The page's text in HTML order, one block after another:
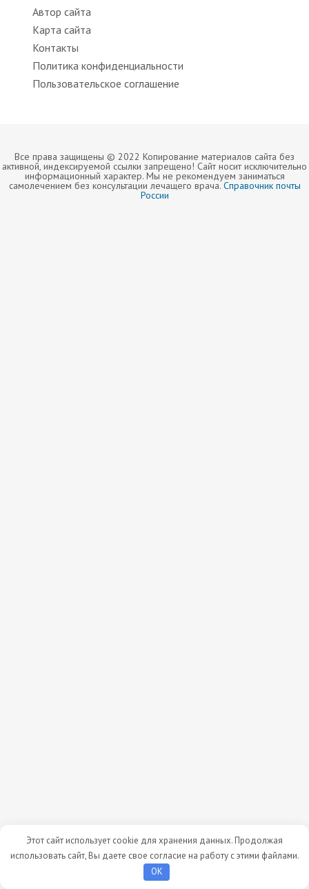
Автор сайта
Карта сайта
Контакты
Политика конфиденциальности
Пользовательское соглашение
Все права защищены © 2022 Копирование материалов сайта без
активной, индексируемой ссылки запрещено! Сайт носит исключительно
информационный характер. Мы не рекомендуем заниматься
самолечением без консультации лечащего врача.Справочник почты
России
Этот сайт использует cookie для хранения данных. Продолжая
использовать сайт, Вы даете свое согласие на работу с этими файлами.
OK